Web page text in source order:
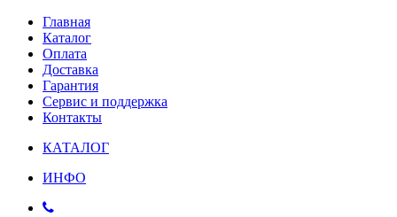
Главная
Каталог
Оплата
Доставка
Гарантия
Сервис и поддержка
Контакты
КАТАЛОГ
ИНФО